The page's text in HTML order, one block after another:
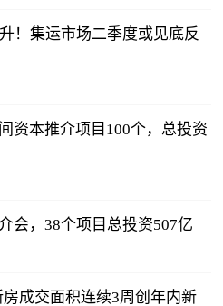
！集运市场二季度或见底反
资本推介项目100个，总投资
会，38个项目总投资507亿
成交面积连续3周创年内新